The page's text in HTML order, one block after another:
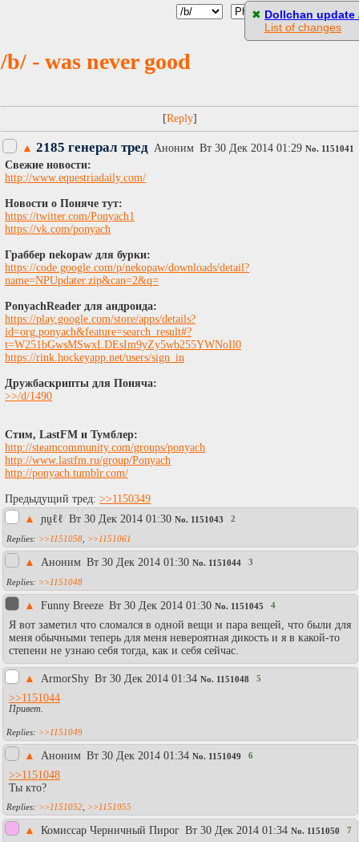
/b/ - was never good
✖ Dollchan update
List of changes
[ ]
▲ 2185 генерал тред Аноним Вт 30 Дек 2014 01:29 No. 1151041
Свежие новости:
http://www.equestriadaily.com/
Новости о Поняче тут:
https://twitter.com/Ponyach1
https://vk.com/ponyach
Граббер nekopaw для бурки:
https://code.google.com/p/nekopaw/downloads/detail?
name=NPUpdater.zip&can=2&q=
PonyachReader для андроида:
https://play.google.com/store/apps/details?
id=org.ponyach&feature=search_result#?
t=W251bGwsMSwxLDEsIm9yZy5wb255YWNoIl0
https://rink.hockeyapp.net/users/sign_in
Дружбаскрипты для Поняча:
>>/d/1490
Стим, LastFM и Тумблер:
http://steamcommunity.com/groups/ponyach
http://www.lastfm.ru/group/Ponyach
http://ponyach.tumblr.com/
Предыдущий тред: >>1150349
▲
ɲṵℓℓ Вт 30 Дек 2014 01:30 No. 1151043 2
>>1151058 >>1151061
▲ Аноним Вт 30 Дек 2014 01:30 No. 1151044 3
>>1151048
▲ Funny Breeze Вт 30 Дек 2014 01:30 No. 1151045 4
Я вот заметил что сломался в одной вещи и пара вещей, что были для
меня обычными теперь для меня невероятная дикость и я в какой-то
степени не узнаю себя тогда, как и себя сейчас.
▲ АrmorShy Вт 30 Дек 2014 01:34 No. 1151048 5
>>1151044
Привет.
>>1151049
▲ Аноним Вт 30 Дек 2014 01:34 No. 1151049 6
>>1151048
Ты кто?
>>1151052 >>1151055
▲ Комиссар Черничный Пирог Вт 30 Дек 2014 01:34 No. 1151050 7